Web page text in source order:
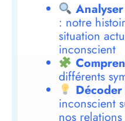
: notre
situation
inconscient
différents
Décoder
inconscient
nos